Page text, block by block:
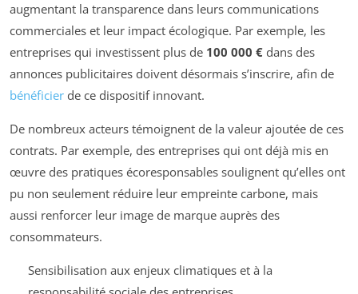
augmentant la transparence dans leurs communications
commerciales et leur impact écologique. Par exemple, les
entreprises qui investissent plus de 100 000 € dans des
annonces publicitaires doivent désormais s’inscrire, afin de
bénéficier de ce dispositif innovant.
De nombreux acteurs témoignent de la valeur ajoutée de ces
contrats. Par exemple, des entreprises qui ont déjà mis en
œuvre des pratiques écoresponsables soulignent qu’elles ont
pu non seulement réduire leur empreinte carbone, mais
aussi renforcer leur image de marque auprès des
consommateurs.
Sensibilisation aux enjeux climatiques et à la